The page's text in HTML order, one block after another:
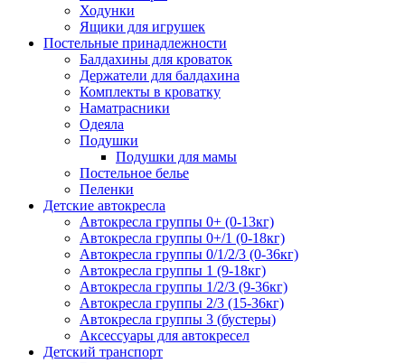
Ходунки
Ящики для игрушек
Постельные принадлежности
Балдахины для кроваток
Держатели для балдахина
Комплекты в кроватку
Наматрасники
Одеяла
Подушки
Подушки для мамы
Постельное белье
Пеленки
Детские автокресла
Автокресла группы 0+ (0-13кг)
Автокресла группы 0+/1 (0-18кг)
Автокресла группы 0/1/2/3 (0-36кг)
Автокресла группы 1 (9-18кг)
Автокресла группы 1/2/3 (9-36кг)
Автокресла группы 2/3 (15-36кг)
Автокресла группы 3 (бустеры)
Аксессуары для автокресел
Детский транспорт